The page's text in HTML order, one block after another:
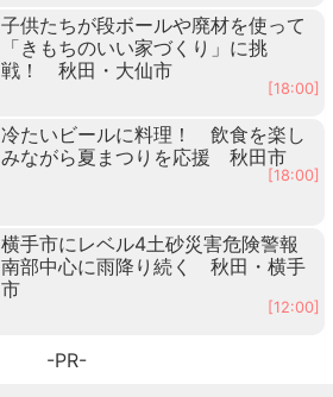
子供たちが段ボールや廃材を使って
「きもちのいい家づくり」に挑
戦！ 秋田・大仙市
[18:00]
冷たいビールに料理！ 飲食を楽し
みながら夏まつりを応援 秋田市
[18:00]
横手市にレベル4土砂災害危険警報
南部中心に雨降り続く 秋田・横手
市
[12:00]
-PR-